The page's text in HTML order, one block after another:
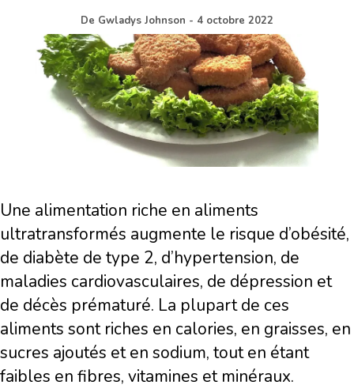
De Gwladys Johnson - 4 octobre 2022
Une alimentation riche en aliments
ultratransformés augmente le risque d’obésité,
de diabète de type 2, d’hypertension, de
maladies cardiovasculaires, de dépression et
de décès prématuré. La plupart de ces
aliments sont riches en calories, en graisses, en
sucres ajoutés et en sodium, tout en étant
faibles en fibres, vitamines et minéraux.